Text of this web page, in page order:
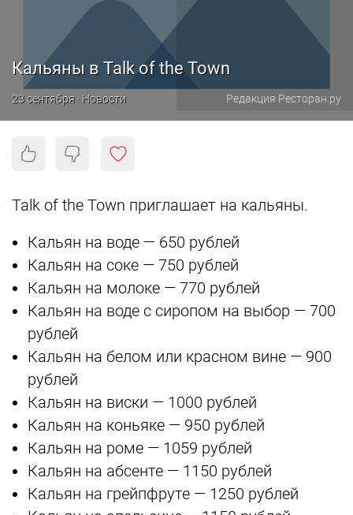
Кальяны в Talk of the Town
23 сентября · Новости Редакция Ресторан.ру
Talk of the Town приглашает на кальяны.
Кальян на воде — 650 рублей
Кальян на соке — 750 рублей
Кальян на молоке — 770 рублей
Кальян на воде с сиропом на выбор — 700
рублей
Кальян на белом или красном вине — 900
рублей
Кальян на виски — 1000 рублей
Кальян на коньяке — 950 рублей
Кальян на роме — 1059 рублей
Кальян на абсенте — 1150 рублей
Кальян на грейпфруте — 1250 рублей